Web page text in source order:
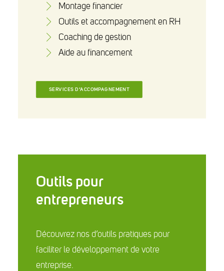
Montage financier
Outils et accompagnement en RH
Coaching de gestion
Aide au financement
SERVICES D’ACCOMPAGNEMENT
Outils pour
entrepreneurs
Découvrez nos d’outils pratiques pour
faciliter le développement de votre
entreprise.